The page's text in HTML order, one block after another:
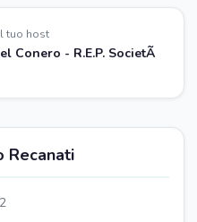
Recanati
tuo host
Conero - R.E.P. SocietÃ